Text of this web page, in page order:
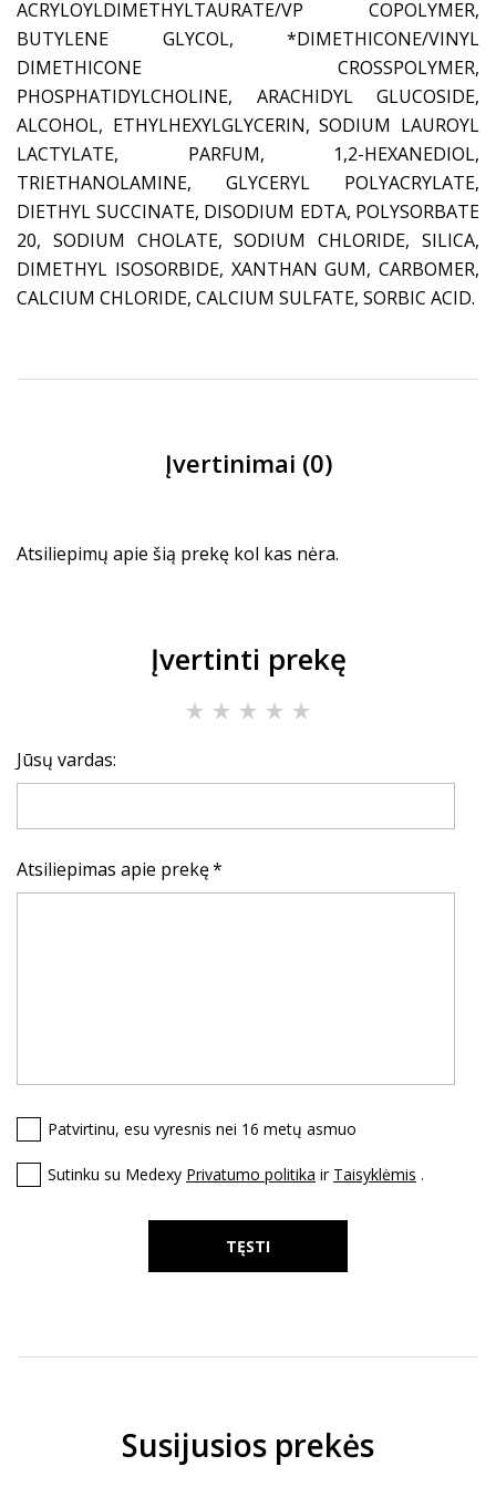
ACRYLOYLDIMETHYLTAURATE/VP COPOLYMER,
BUTYLENE GLYCOL, *DIMETHICONE/VINYL
DIMETHICONE CROSSPOLYMER,
PHOSPHATIDYLCHOLINE, ARACHIDYL GLUCOSIDE,
ALCOHOL, ETHYLHEXYLGLYCERIN, SODIUM LAUROYL
LACTYLATE, PARFUM, 1,2-HEXANEDIOL,
TRIETHANOLAMINE, GLYCERYL POLYACRYLATE,
DIETHYL SUCCINATE, DISODIUM EDTA, POLYSORBATE
20, SODIUM CHOLATE, SODIUM CHLORIDE, SILICA,
DIMETHYL ISOSORBIDE, XANTHAN GUM, CARBOMER,
CALCIUM CHLORIDE, CALCIUM SULFATE, SORBIC ACID.
Įvertinimai (0)
Atsiliepimų apie šią prekę kol kas nėra.
Įvertinti prekę
Jūsų vardas:
Atsiliepimas apie prekę
Patvirtinu, esu vyresnis nei 16 metų asmuo
Sutinku su Medexy Privatumo politika ir Taisyklėmis .
TĘSTI
Susijusios prekės